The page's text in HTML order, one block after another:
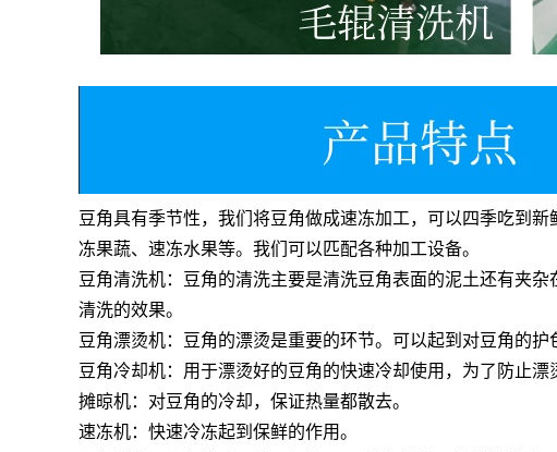
豆角具有季节性，我们将豆角做成速冻加工，可以四季吃到
冻果蔬、速冻水果等。我们可以匹配各种加工设备。
豆角清洗机：豆角的清洗主要是清洗豆角表面的泥土还有夹
清洗的效果。
豆角漂烫机：豆角的漂烫是重要的环节。可以起到对豆角的
豆角冷却机：用于漂烫好的豆角的快速冷却使用，为了防止漂
摊晾机：对豆角的冷却，保证热量都散去。
速冻机：快速冷冻起到保鲜的作用。